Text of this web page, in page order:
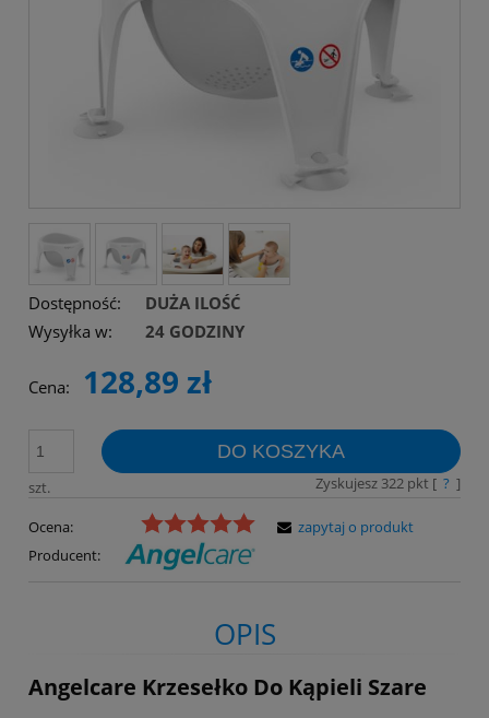
Dostępność:
DUŻA ILOŚĆ
Wysyłka w:
24 GODZINY
Cena: 128,89 zł
szt.
DO KOSZYKA
Zyskujesz 322pkt [ ? ]
Ocena:
Producent:
zapytaj o produkt
OPIS
Angelcare Krzesełko Do Kąpieli Szare